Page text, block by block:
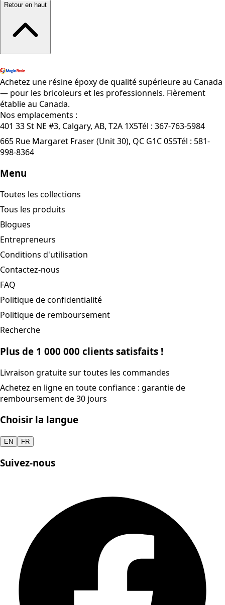
Retour en haut
Achetez une résine époxy de qualité supérieure au Canada
— pour les bricoleurs et les professionnels. Fièrement
établie au Canada.
Nos emplacements :
401 33 St NE #3, Calgary, AB, T2A 1X5Tél : 367-763-5984
665 Rue Margaret Fraser (Unit 30), QC G1C 0S5Tél : 581-
998-8364
Menu
Toutes les collections
Tous les produits
Blogues
Entrepreneurs
Conditions d'utilisation
Contactez-nous
FAQ
Politique de confidentialité
Politique de remboursement
Recherche
Plus de 1 000 000 clients satisfaits !
Livraison gratuite sur toutes les commandes
Achetez en ligne en toute confiance : garantie de
remboursement de 30 jours
Choisir la langue
EN FR
Suivez-nous